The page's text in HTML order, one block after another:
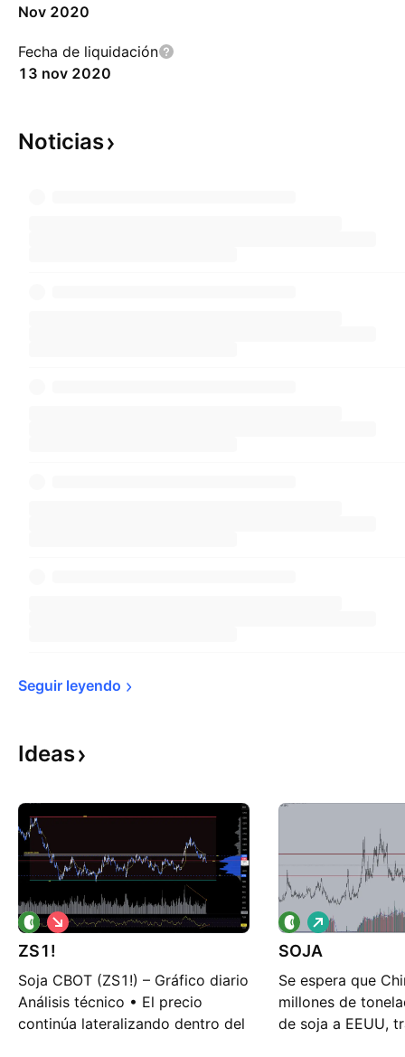
Nov 2020
Fecha de liquidación
13 nov 2020
Noticias
Seguir leyendo
Ideas
ZS1!
Soja CBOT (ZS1!) – Gráfico diario
Análisis técnico • El precio
continúa lateralizando dentro del
C
o
r
o
SOJA
Se espera que
millones de
de soja a EEUU,
L
a
r
o